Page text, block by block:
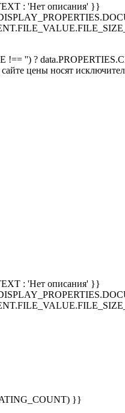
: 'Нет описания' }}
!== '') ?
цены носят
: 'Нет описания' }}
}}